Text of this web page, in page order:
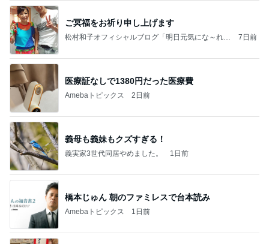
ご冥福をお祈り申し上げます
松村和子オフィシャルブログ「明日元気にな～れ」
7日前
医療証なしで1380円だった医療費
Amebaトピックス 2日前
義母も義妹もクズすぎる！
義実家3世代同居やめました。 1日前
橋本じゅん 朝のファミレスで台本読み
Amebaトピックス 1日前